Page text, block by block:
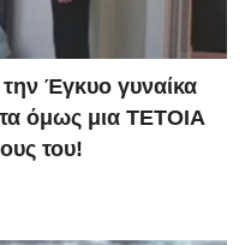
Έγκυο γυναίκα
όμως μια ΤΕΤΟΙΑ
του!